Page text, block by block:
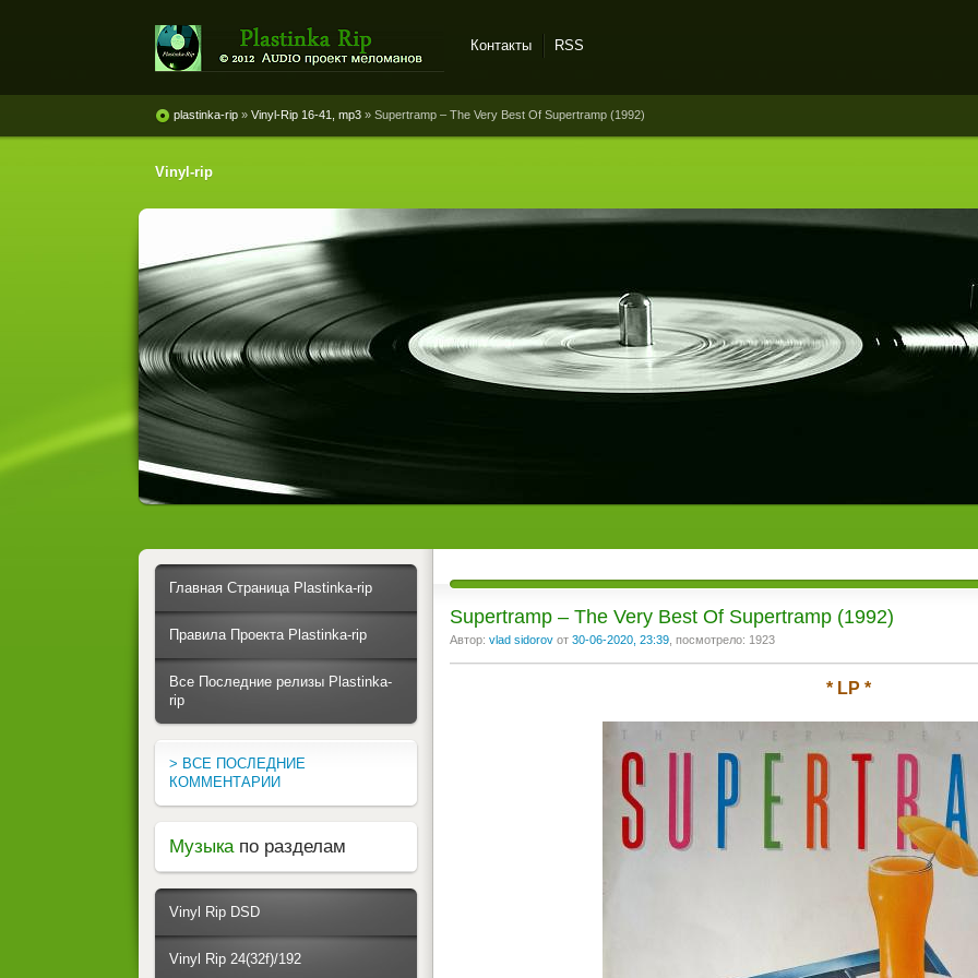
винила и магнитоальбомов
Контакты RSS
plastinka-rip » Vinyl-Rip 16-41, mp3 » Supertramp ‎– The Very Best Of Supertramp (1992)
Vinyl-rip
Supertramp ‎– The Very Best Of Supertramp (1992)
Автор: vlad sidorov от 30-06-2020, 23:39 , посмотрело: 1923
* LP *
Главная Страница Plastinka-rip
Правила Проекта Plastinka-rip
Все Последние релизы Plastinka-
rip
> ВСЕ ПОСЛЕДНИЕ
КОММЕНТАРИИ
Музыка по разделам
Vinyl Rip DSD
Vinyl Rip 24(32f)/192